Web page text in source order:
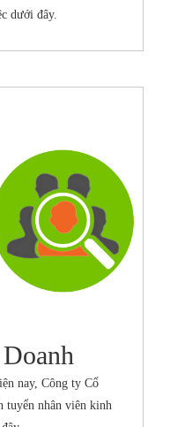
dưới đây.
nay, Công ty Cổ
tuyển nhân viên kinh